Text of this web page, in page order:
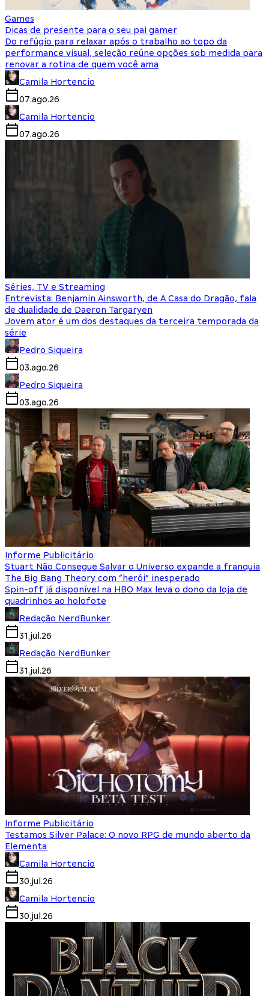
Games
Dicas de presente para o seu pai gamer
Do refúgio para relaxar após o trabalho ao topo da
performance visual, seleção reúne opções sob medida para
renovar a rotina de quem você ama
Camila Hortencio
07.ago.26
Camila Hortencio
07.ago.26
Séries, TV e Streaming
Entrevista: Benjamin Ainsworth, de A Casa do Dragão, fala
de dualidade de Daeron Targaryen
Jovem ator é um dos destaques da terceira temporada da
série
Pedro Siqueira
03.ago.26
Pedro Siqueira
03.ago.26
Informe Publicitário
Stuart Não Consegue Salvar o Universo expande a franquia
The Big Bang Theory com “herói” inesperado
Spin-off já disponível na HBO Max leva o dono da loja de
quadrinhos ao holofote
Redação NerdBunker
31.jul.26
Redação NerdBunker
31.jul.26
Informe Publicitário
Testamos Silver Palace: O novo RPG de mundo aberto da
Elementa
Camila Hortencio
30.jul.26
Camila Hortencio
30.jul.26